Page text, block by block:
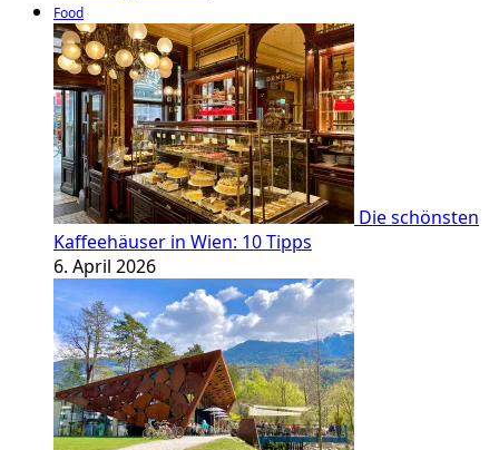
Food
Die schönsten
Kaffeehäuser in Wien: 10 Tipps
6. April 2026